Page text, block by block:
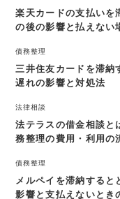
楽天カードの支払いを
の後の影響と払えない
債務整理
三井住友カードを滞納
遅れの影響と対処法
法律相談
法テラスの借金相談と
務整理の費用・利用の
債務整理
メルペイを滞納すると
影響と支払えないとき